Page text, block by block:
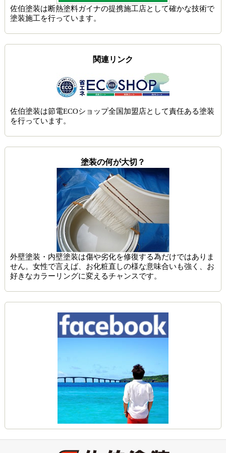
佐伯塗装は断熱塗料ガイナの提携施工店として確かな技術で
塗装施工を行っています。
関連リンク
佐伯塗装は節電ECOショップ全国加盟店として責任ある塗装
を行っています。
塗装の何が大切？
外壁塗装・内壁塗装は傷や劣化を修復する為だけではありま
せん。女性で言えば、お化粧直しの様な意味合いも強く、お
好きなカラーリングに変えるチャンスです。